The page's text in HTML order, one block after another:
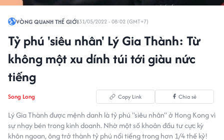
VÒNG QUANH THẾ GIỚI31/05/2022 - 08:02 (GMT+7)
Tỷ phú 'siêu nhân' Lý Gia Thành: Từ
không một xu dính túi tới giàu nức
tiếng
Song Long Copy Link Chia sẻ
Lý Gia Thành được mệnh danh là tỷ phú "siêu nhân" ở Hong Kong vì
sự nhạy bén trong kinh doanh. Nhờ một số khoản đầu tư cực kỳ
khôn ngoan, ông trở thành tỷ phú nổi tiếng trong hơn 1/4 thế kỷ!